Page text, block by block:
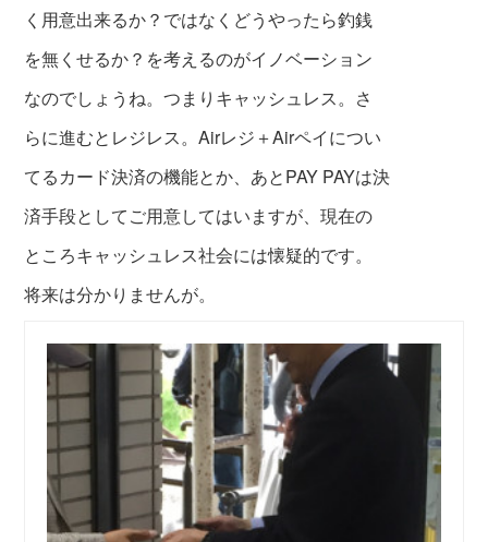
く用意出来るか？ではなくどうやったら釣銭
を無くせるか？を考えるのがイノベーション
なのでしょうね。つまりキャッシュレス。さ
らに進むとレジレス。Airレジ＋Airペイについ
てるカード決済の機能とか、あとPAY PAYは決
済手段としてご用意してはいますが、現在の
ところキャッシュレス社会には懐疑的です。
将来は分かりませんが。